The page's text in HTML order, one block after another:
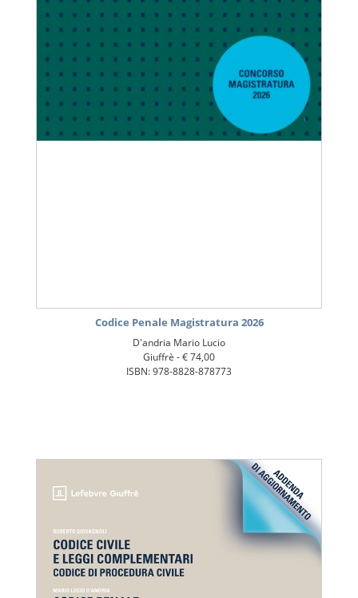
Codice Penale Magistratura 2026
D'andria Mario Lucio
Giuffrè -€ 74,00
ISBN: 978-8828-878773